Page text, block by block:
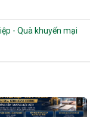
- Quà khuyến mại